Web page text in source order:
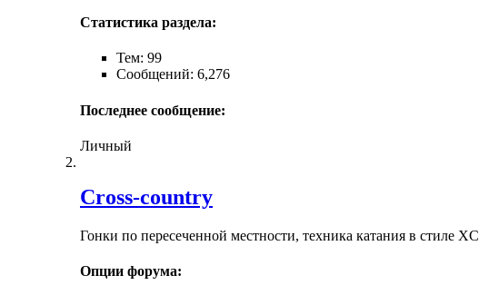
Статистика раздела:
Тем: 99
Сообщений: 6,276
Последнее сообщение:
Личный
Cross-сountry
Гонки по пересеченной местности, техника катания в стиле XC
Опции форума: